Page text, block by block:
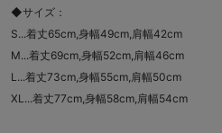
◆サイズ：
S...着丈65cm,身幅49cm,肩幅42cm
M...着丈69cm,身幅52cm,肩幅46cm
L...着丈73cm,身幅55cm,肩幅50cm
XL...着丈77cm,身幅58cm,肩幅54cm